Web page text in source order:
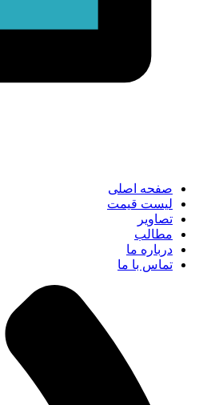
صفحه اصلی
لیست قیمت
تصاویر
مطالب
درباره ما
تماس با ما